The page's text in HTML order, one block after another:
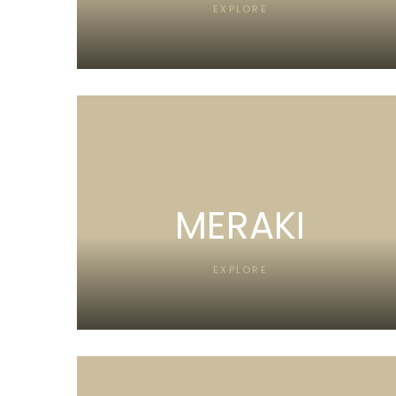
EXPLORE
MERAKI
EXPLORE